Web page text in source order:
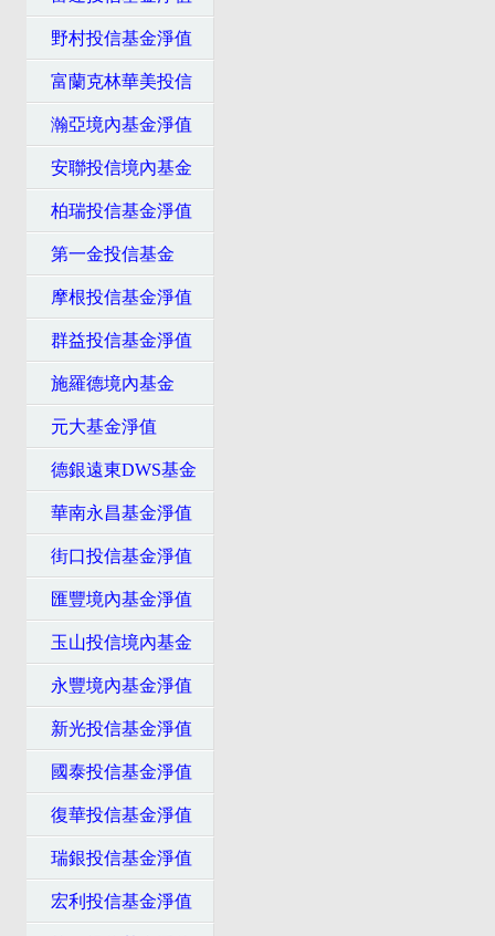
野村投信基金淨值
富蘭克林華美投信
瀚亞境內基金淨值
安聯投信境內基金
柏瑞投信基金淨值
第一金投信基金
摩根投信基金淨值
群益投信基金淨值
施羅德境內基金
元大基金淨值
德銀遠東DWS基金
華南永昌基金淨值
街口投信基金淨值
匯豐境內基金淨值
玉山投信境內基金
永豐境內基金淨值
新光投信基金淨值
國泰投信基金淨值
復華投信基金淨值
瑞銀投信基金淨值
宏利投信基金淨值